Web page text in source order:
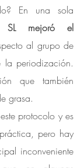
En una sola
mejoró el
al grupo de
la periodización.
que también
grasa.
protocolo y es
pero hay
inconveniente